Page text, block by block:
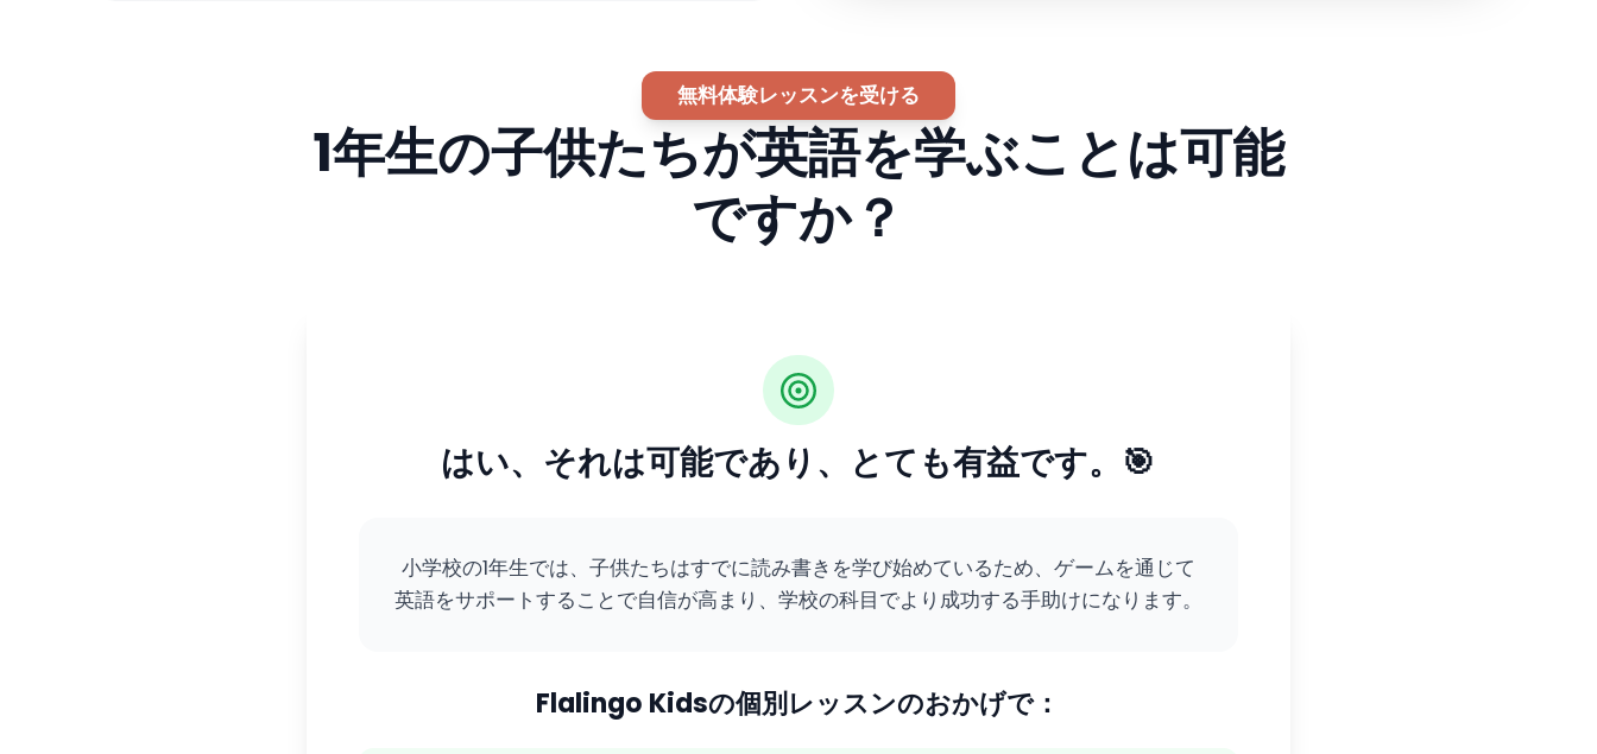
無料体験レッスンを受ける
1年生の子供たちが英語を学ぶことは可能
ですか？
はい、それは可能であり、とても有益です。🎯
小学校の1年生では、子供たちはすでに読み書きを学び始めているため、ゲームを通じて
英語をサポートすることで自信が高まり、学校の科目でより成功する手助けになります。
Flalingo Kidsの個別レッスンのおかげで：